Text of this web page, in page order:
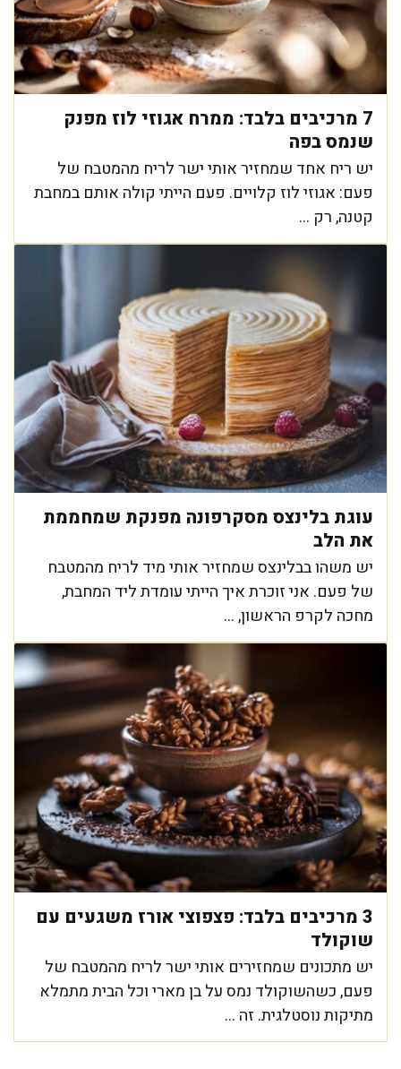
7 מרכיבים בלבד: ממרח אגוזי לוז מפנק
שנמס בפה
יש ריח אחד שמחזיר אותי ישר לריח מהמטבח של
פעם: אגוזי לוז קלויים. פעם הייתי קולה אותם במחבת
קטנה, רק ...
עוגת בלינצס מסקרפונה מפנקת שמחממת
את הלב
יש משהו בבלינצס שמחזיר אותי מיד לריח מהמטבח
של פעם. אני זוכרת איך הייתי עומדת ליד המחבת,
מחכה לקרפ הראשון, ...
3 מרכיבים בלבד: פצפוצי אורז משגעים עם
שוקולד
יש מתכונים שמחזירים אותי ישר לריח מהמטבח של
פעם, כשהשוקולד נמס על בן מארי וכל הבית מתמלא
מתיקות נוסטלגית. זה ...